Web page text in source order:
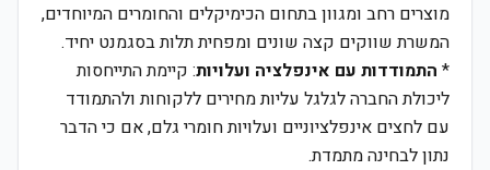
מוצרים רחב ומגוון בתחום הכימיקלים והחומרים המיוחדים,
המשרת שווקים קצה שונים ומפחית תלות בסגמנט יחיד.
* התמודדות עם אינפלציה ועלויות: קיימת התייחסות
ליכולת החברה לגלגל עליות מחירים ללקוחות ולהתמודד
עם לחצים אינפלציוניים ועלויות חומרי גלם, אם כי הדבר
נתון לבחינה מתמדת.